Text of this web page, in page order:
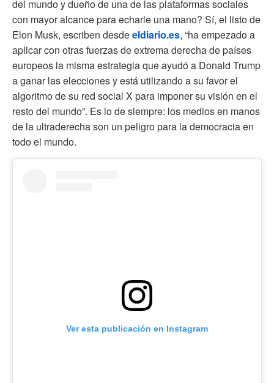
del mundo y dueño de una de las plataformas sociales
con mayor alcance para echarle una mano? Sí, el listo de
Elon Musk, escriben desdeeldiario.es, “ha empezado a
aplicar con otras fuerzas de extrema derecha de países
europeos la misma estrategia que ayudó a Donald Trump
a ganar las elecciones y está utilizando a su favor el
algoritmo de su red social X para imponer su visión en el
resto del mundo”. Es lo de siempre: los medios en manos
de la ultraderecha son un peligro para la democracia en
todo el mundo.
Ver esta publicación en Instagram